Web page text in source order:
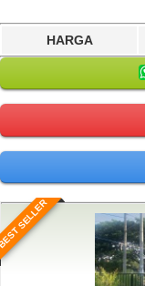
HARGA
SELLER